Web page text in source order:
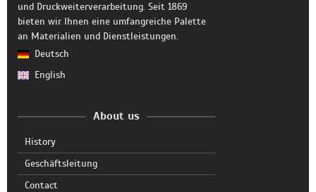
und Druckweiterverarbeitung. Seit 1869
bieten wir Ihnen eine umfangreiche Palette
an Materialien und Dienstleistungen.
Deutsch
English
About us
History
Geschäftsleitung
Contact